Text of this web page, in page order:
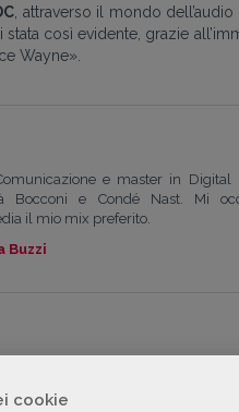
cookie
, attraverso il mondo
così evidente, grazie
Wayne»
e master in Digital
Bocconi e Condé Nast. Mi
il mio mix preferito.
Buzzi